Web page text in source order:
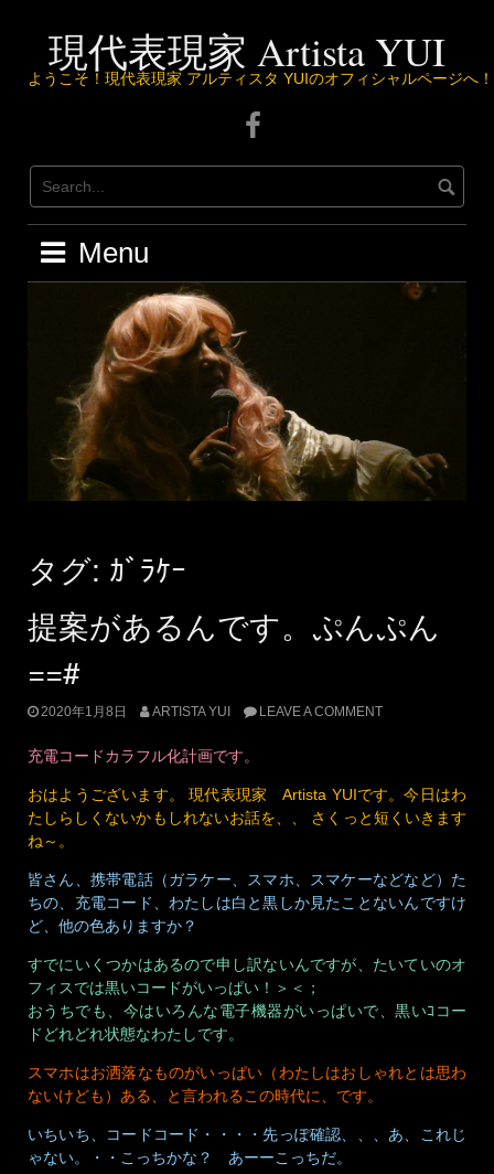
content現代表現家 Artista YUI
ようこそ！現代表現家 アルティスタ YUIのオフィシャルページへ！
Facebook
ペ
ー
は
ら
ら
Menu
タグ: ｶﾞﾗｹｰ
提案があるんです。ぷんぷん
==#
2020年1月8日 ARTISTA YUI LEAVE A COMMENT
充電コードカラフル化計画です。
おはようございます。 現代表現家 Artista YUIです。今日はわ
たしらしくないかもしれないお話を、、 さくっと短くいきます
ね～。
皆さん、携帯電話（ガラケー、スマホ、スマケーなどなど）た
ちの、充電コード、わたしは白と黒しか見たことないんですけ
ど、他の色ありますか？
すでにいくつかはあるので申し訳ないんですが、たいていのオ
フィスでは黒いコードがいっぱい！＞＜；
おうちでも、今はいろんな電子機器がいっぱいで、黒いｺコー
ドどれどれ状態なわたしです。
スマホはお洒落なものがいっぱい（わたしはおしゃれとは思わ
ないけども）ある、と言われるこの時代に、です。
いちいち、コードコード・・・・先っぽ確認、、、あ、これじ
ゃない。・・こっちかな？ あーーこっちだ。